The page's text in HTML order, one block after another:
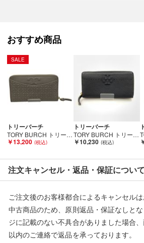
う場合がございます。
売切れの場合は、ご購入をキャンセルさせ
います。】
■状態等は画像をご確認・ご参照下さい。
人の手を経た商品です。
■弊社（株式会社オカモト）を装った偽装
い■
弊社（株式会社オカモト）の商品画像や文
装サイト』を確認しておりますが、
おすすめ商品
SALE
トリーバーチ
TORY BURCH トリーバーチ レディース長財布 BRYANT ラウンドファスナー 46186 グレージュ Bランク
￥13,200
トリーバーチ
TORY BURCH トリーバーチ マックグロー ラウンドファスナー 長財布 ブラック Bランク
￥10,230
注文キャンセル・返品・保証について
ご注文後のお客様都合によるキャンセルは
中古商品のため、原則返品・保証なしと
ジに記載のない不具合がありました場合
以内のご連絡で返品を承っております。